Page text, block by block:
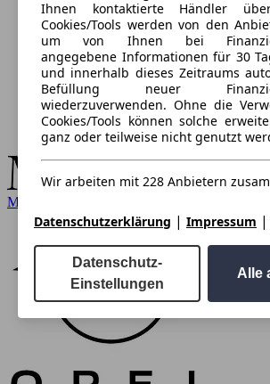
Mercedes-Benz
Ihnen kontaktierte Händler
Cookies/Tools werden von den
um von Ihnen bei
angegebene Informationen für 30
und innerhalb dieses Zeitraums
Befüllung neuer
wiederzuverwenden. Ohne die
Cookies/Tools können solche
ganz oder teilweise nicht genutzt
Wir arbeiten mit 228 Anbietern
Datenschutzerklärung | Impressum |
Datenschutz-
Einstellungen
Alle